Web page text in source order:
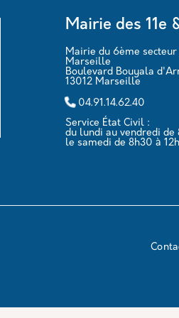
Mairie des 11e
Mairie du 6ème secteur
Marseille
Boulevard Bouyala
13012 Marseille
04.91.14.62.40
Service État Civil :
du lundi au vendredi de
le samedi de 8h30 à 12h